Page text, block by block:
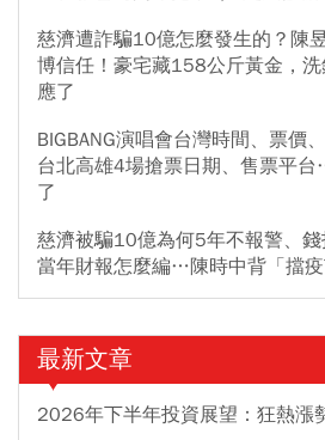
慈濟遭詐騙10億怎麼發生的？陳
博信任！豪宅藏158公斤黃金，
應了
BIGBANG演唱會台灣時間、票價
台北高雄4場搶票日期、售票平
了
慈濟被騙10億為何5年不報警、錢
當年財報怎麼編…陳時中背「擋
最新文章
2026年下半年投資展望：狂熱漲